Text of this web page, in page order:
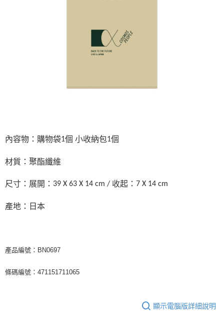
每筆NT$65，滿NT$1,000(含以上)免運費
每筆NT$85，滿NT$1,000(含以上)免運費
內容物：購物袋1個 小收納包1個
材質：聚酯纖維
尺寸：展開： 39 X 63 X 14 cm / 收起： 7 X 14 cm
產地：日本
產品編號：BN0697
條碼編號：471151711065
顯示電腦版詳細說明